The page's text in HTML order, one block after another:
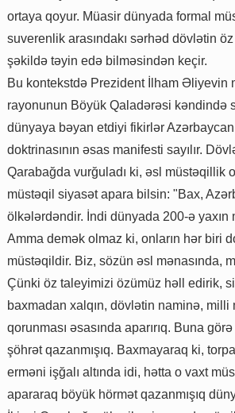
ortaya qoyur. Müasir dünyada formal
suverenlik arasındakı sərhəd dövlətin
şəkildə təyin edə bilməsindən keçir.
Bu kontekstdə Prezident İlham Əliyevin
rayonunun Böyük Qaladərəsi kəndində
dünyaya bəyan etdiyi fikirlər
doktrinasının əsas manifesti sayılır.
Qarabağda vurğuladı ki, əsl müstəqillik
müstəqil siyasət apara bilsin: "Bax,
ölkələrdəndir. İndi dünyada 200-ə yaxın
Amma demək olmaz ki, onların hər biri
müstəqildir. Biz, sözün əsl mənasında,
Çünki öz taleyimizi özümüz həll edirik,
baxmadan xalqın, dövlətin naminə, milli
qorunması əsasında aparırıq. Buna
şöhrət qazanmışıq. Baxmayaraq ki,
erməni işğalı altında idi, hətta o vaxt
apararaq böyük hörmət qazanmışıq